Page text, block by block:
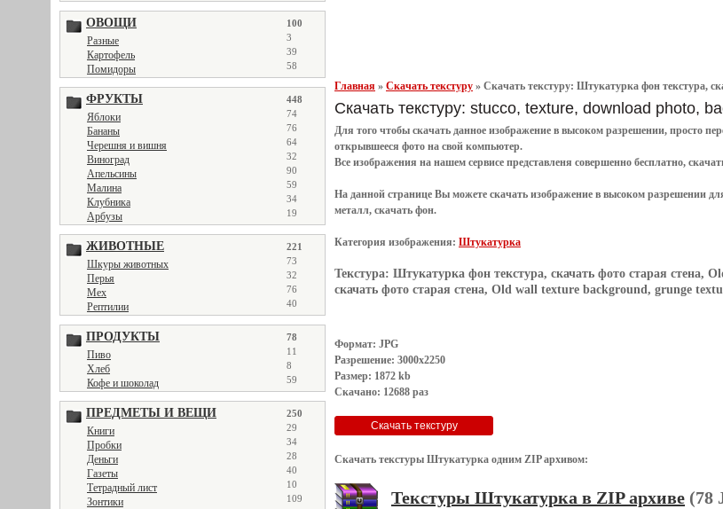
ОВОЩИ 100
Разные 3
Картофель 39
Помидоры 58
ФРУКТЫ 448
Яблоки 74
Бананы 76
Черешня и вишня 64
Виноград 32
Апельсины 90
Малина 59
Клубника 34
Арбузы 19
ЖИВОТНЫЕ 221
Шкуры животных 73
Перья 32
Мех 76
Рептилии 40
ПРОДУКТЫ 78
Пиво 11
Хлеб 8
Кофе и шоколад 59
ПРЕДМЕТЫ И ВЕЩИ 250
Книги 29
Пробки 34
Деньги 28
Газеты 40
Тетрадный лист 10
Зонтики 109
Главная » Скачать текстуру » Скачать текстуру: Штукатурка фон текстура,
Скачать текстуру: stucco, texture, download photo,
Для того чтобы скачать данное изображение в высоком разрешении, просто
открывшееся фото на свой компьютер.
Все изображения на нашем сервисе представленя совершенно бесплатно,
На данной странице Вы можете скачать изображение в высоком разрешении
металл, скачать фон.
Категория изображения: Штукатурка
Текстура: Штукатурка фон текстура, скачать фото старая стена,
скачать фото старая стена, Old wall texture background, grunge
Формат: JPG
Разрешение: 3000x2250
Размер: 1872 kb
Скачано: 12688 раз
Скачать текстуры Штукатурка одним ZIP архивом:
Текстуры Штукатурка в ZIP архиве (78